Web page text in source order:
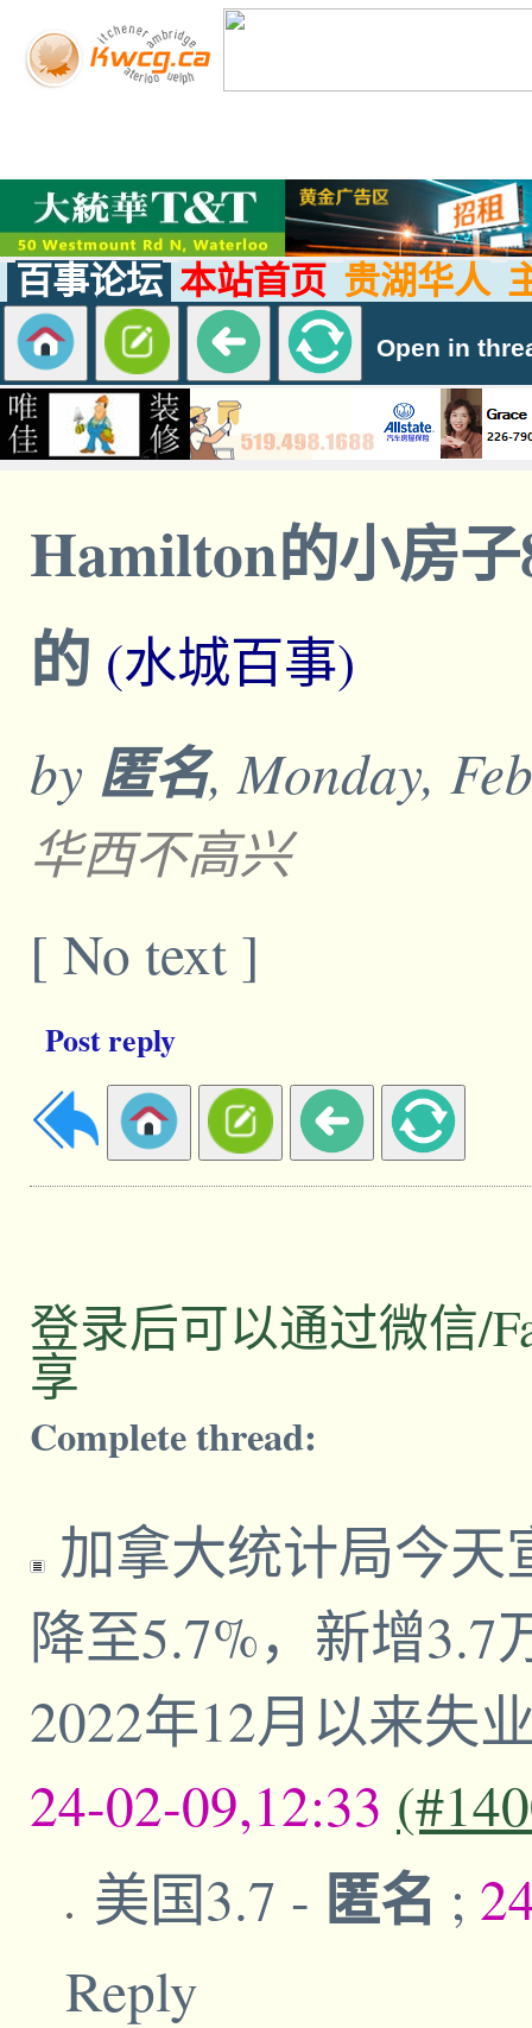
百事论坛 本站首页 贵湖华人
Open in
Hamilton的小房
的 (水城百事)
by 匿名, Monday,
华西不高兴
[ No text ]
Post reply
登录后可以通过微信/
享
Complete thread:
加拿大统计局今天
降至5.7%，新增
2022年12月以来失
24-02-09,12:33
美国3.7 - 匿名 ;
Reply